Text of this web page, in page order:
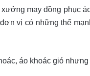
may đồng phục
vị có những thế
áo khoác gió